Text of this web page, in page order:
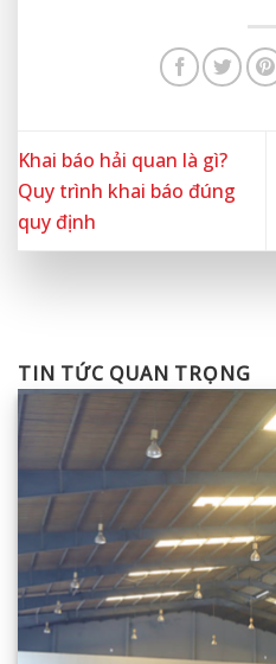
Khai báo hải quan là gì?
Quy trình khai báo đúng
quy định
TIN TỨC QUAN TRỌNG